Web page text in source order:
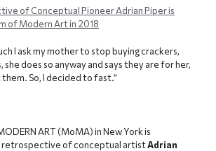
of Conceptual Pioneer Adrian Piper is
of Modern Art in 2018
I ask my mother to stop buying crackers,
she does so anyway and says they are for her,
So, I decided to fast.”
ART (MoMA) in New York is
retrospective of conceptual artistAdrian